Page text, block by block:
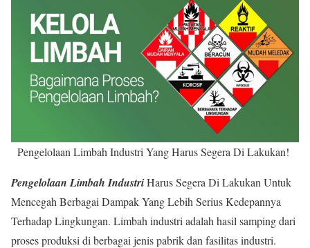
Pengelolaan Limbah Industri Yang Harus Segera Di Lakukan!
Pengelolaan Limbah IndustriHarus Segera Di Lakukan Untuk
Mencegah Berbagai Dampak Yang Lebih Serius Kedepannya
Terhadap Lingkungan. Limbah industri adalah hasil samping dari
proses produksi di berbagai jenis pabrik dan fasilitas industri.